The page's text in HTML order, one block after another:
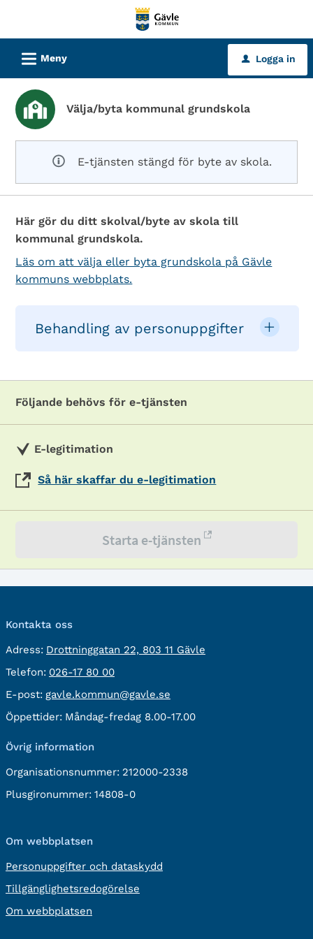
tjänster
Gävle
kommun
L Meny u Logga in
Välja/byta kommunal grundskola
E-tjänsten stängd för byte av skola.
Här gör du ditt skolval/byte av skola till
kommunal grundskola.
Läs om att välja eller byta grundskola på Gävle
kommuns webbplats.
Behandling av personuppgifter
Följande behövs för e-tjänsten
E-legitimation
Så här skaffar du e-legitimation
Starta e-tjänsten
Kontakta oss
Adress: besöksadress:
Drottninggatan 22, 803 11 Gävle
Telefon: Telefon:
026-17 80 00
E-post: E-
post:
gavle.kommun@gavle.se
Öppettider: Måndag-fredag 8.00-17.00
Övrig information
Organisationsnummer: 212000-2338
Plusgironummer: 14808-0
Om webbplatsen
Personuppgifter och dataskydd
Tillgänglighetsredogörelse
Om webbplatsen